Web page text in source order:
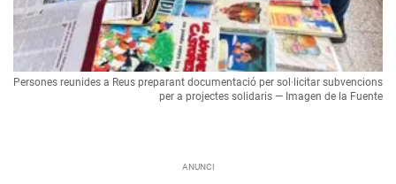
Persones reunides a Reus preparant documentació per sol·licitar subvencions
per a projectes solidaris — Imagen de la Fuente